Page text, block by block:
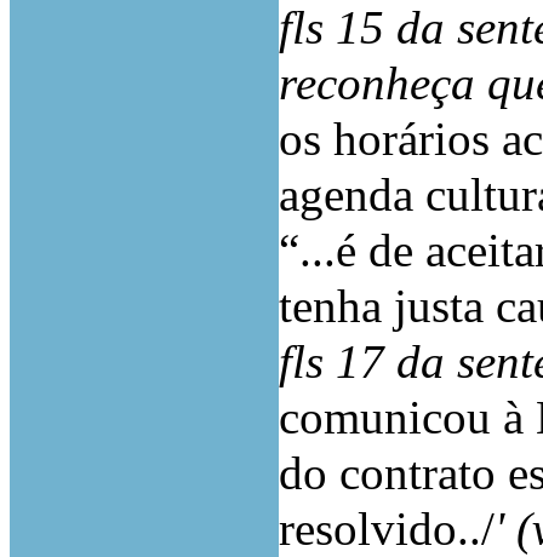
fls 15 da
reconheça
os horários
agenda
“...é de
tenha justa
fls 17 da
comunicou à
do contrato
resolvido../'